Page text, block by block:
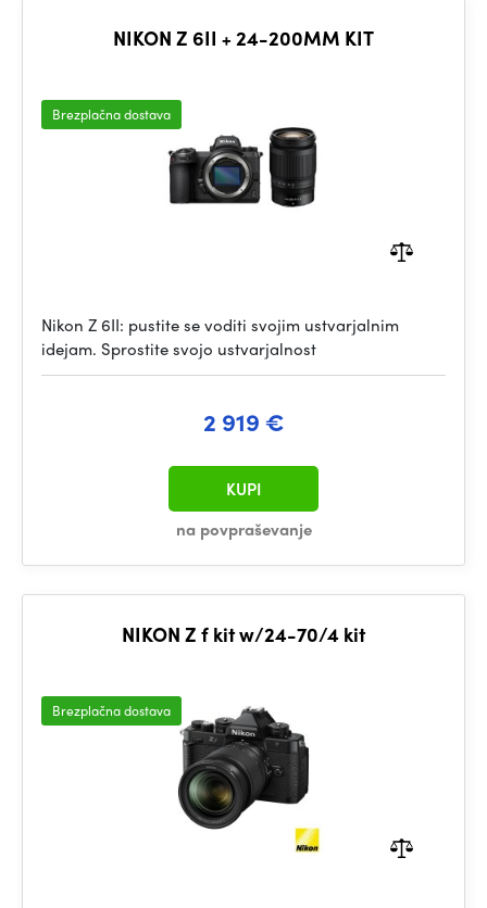
NIKON Z 6II + 24-200MM KIT
Brezplačna dostava
Nikon Z 6II: pustite se voditi svojim ustvarjalnim
idejam. Sprostite svojo ustvarjalnost
2 919 €
na povpraševanje
KUPI
NIKON Z f kit w/24-70/4 kit
Brezplačna dostava